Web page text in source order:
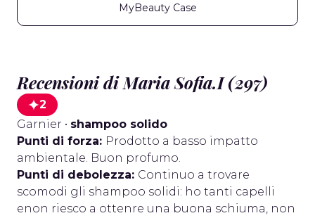
MyBeauty Case
Recensioni di Maria Sofia.I (297)
2
Garnier • shampoo solido
Punti di forza: Prodotto a basso impatto
ambientale. Buon profumo.
Punti di debolezza: Continuo a trovare
scomodi gli shampoo solidi: ho tanti capelli
enon riesco a ottenre una buona schiuma, non